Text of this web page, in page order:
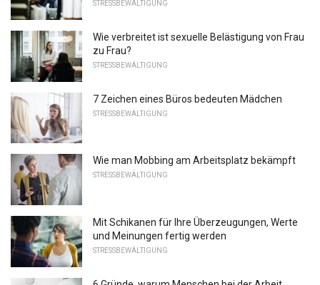
STRESSBEWÄLTIGUNG
Wie verbreitet ist sexuelle Belästigung von Frau
zu Frau?
STRESSBEWÄLTIGUNG
7 Zeichen eines Büros bedeuten Mädchen
STRESSBEWÄLTIGUNG
Wie man Mobbing am Arbeitsplatz bekämpft
STRESSBEWÄLTIGUNG
Mit Schikanen für Ihre Überzeugungen, Werte
und Meinungen fertig werden
STRESSBEWÄLTIGUNG